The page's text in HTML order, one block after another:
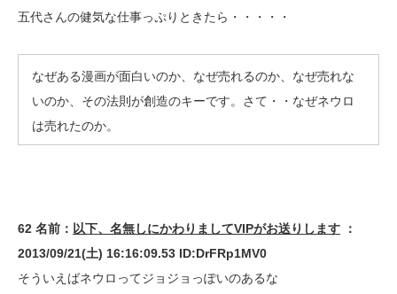
五代さんの健気な仕事っぷりときたら・・・・・
なぜある漫画が面白いのか、なぜ売れるのか、なぜ売れな
いのか、その法則が創造のキーです。さて・・なぜネウロ
は売れたのか。
62 名前： 以下、名無しにかわりましてVIPがお送りします ：
2013/09/21(土) 16:16:09.53 ID:DrFRp1MV0
そういえばネウロってジョジョっぽいのあるな